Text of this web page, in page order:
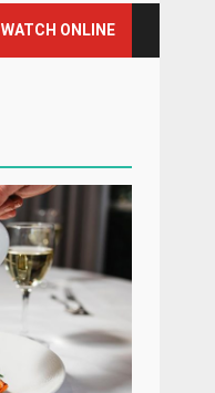
WATCH ONLINE